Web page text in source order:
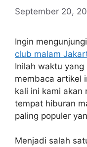
September 20,
Ingin
club malam
Inilah waktu
membaca artikel
kali ini kami
tempat hiburan
paling populer
Menjadi salah